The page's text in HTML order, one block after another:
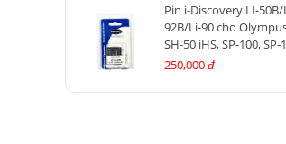
Pin i-Discovery LI-50B/
92B/Li-90 cho
SH-50 iHS, SP-100, SP-
Tough TG-1 iHS, Tough
250,000 đ